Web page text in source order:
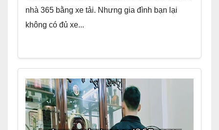
nhà 365 bằng xe tải. Nhưng gia đình bạn lại
không có đủ xe...